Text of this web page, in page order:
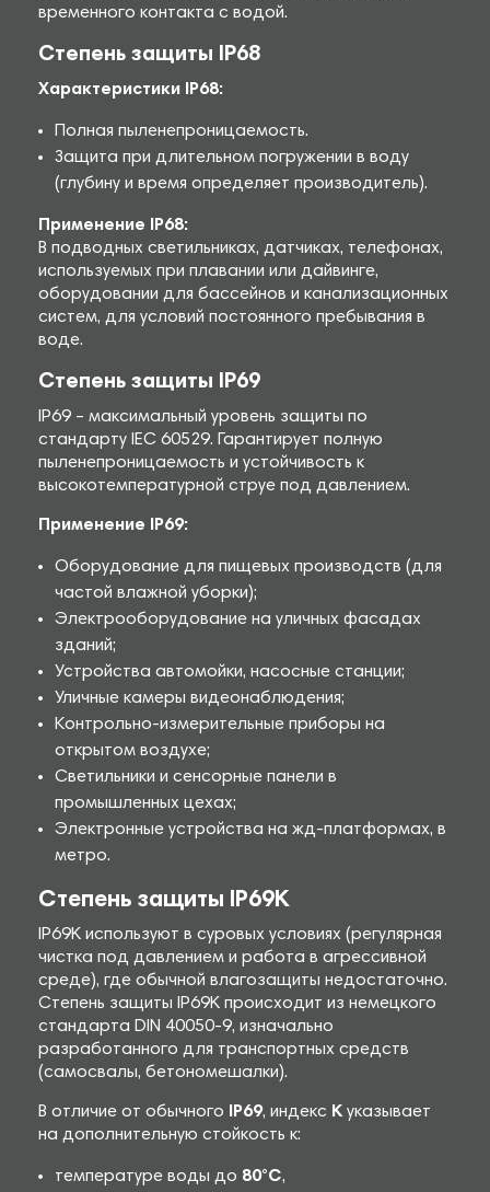
временного контакта с водой.
Степень защиты IP68
Характеристики IP68:
Полная пыленепроницаемость.
Защита при длительном погружении в воду
(глубину и время определяет производитель).
Применение IP68:
В подводных светильниках, датчиках, телефонах,
используемых при плавании или дайвинге,
оборудовании для бассейнов и канализационных
систем, для условий постоянного пребывания в
воде.
Степень защиты IP69
IP69 – максимальный уровень защиты по
стандарту IEC 60529. Гарантирует полную
пыленепроницаемость и устойчивость к
высокотемпературной струе под давлением.
Применение IP69:
Оборудование для пищевых производств (для
частой влажной уборки);
Электрооборудование на уличных фасадах
зданий;
Устройства автомойки, насосные станции;
Уличные камеры видеонаблюдения;
Контрольно-измерительные приборы на
открытом воздухе;
Светильники и сенсорные панели в
промышленных цехах;
Электронные устройства на жд-платформах, в
метро.
Степень защиты IP69K
IP69K используют в суровых условиях (регулярная
чистка под давлением и работа в агрессивной
среде), где обычной влагозащиты недостаточно.
Степень защиты IP69K происходит из немецкого
стандарта DIN 40050-9, изначально
разработанного для транспортных средств
(самосвалы, бетономешалки).
В отличие от обычного IP69, индекс Kуказывает
на дополнительную стойкость к:
температуре воды до 80°C,